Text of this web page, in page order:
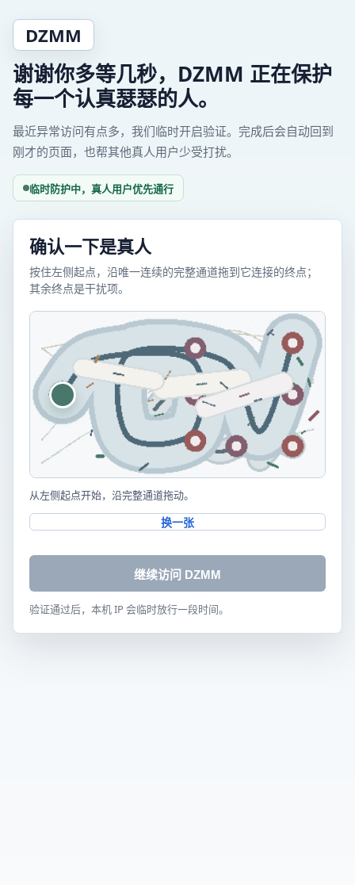
DZMM
谢谢你多等几秒，DZMM 正在保护
每一个认真瑟瑟的人。
最近异常访问有点多，我们临时开启验证。完成后会自动回到
刚才的页面，也帮其他真人用户少受打扰。
临时防护中，真人用户优先通行
确认一下是真人
按住左侧起点，沿唯一连续的完整通道拖到它连接的终点；
其余终点是干扰项。
从左侧起点开始，沿完整通道拖动。
换一张
继续访问 DZMM
验证通过后，本机 IP 会临时放行一段时间。